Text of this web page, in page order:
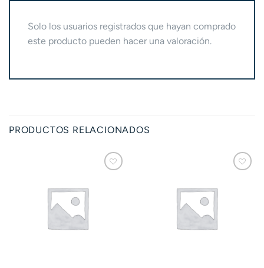
Solo los usuarios registrados que hayan comprado
este producto pueden hacer una valoración.
PRODUCTOS RELACIONADOS